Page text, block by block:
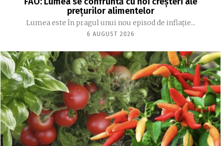
preţurilor alimentelor
Lumea este în pragul unui nou episod de inflaţie...
6 AUGUST 2026